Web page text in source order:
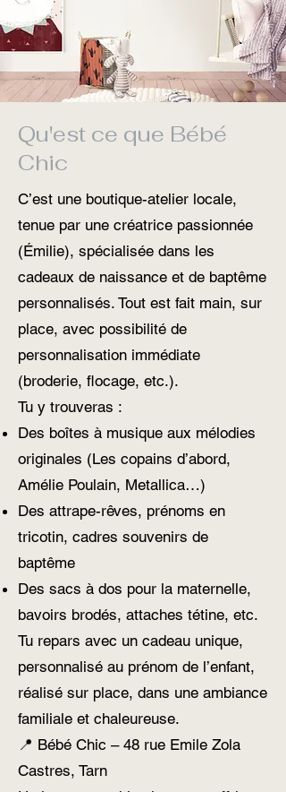
Qu'est ce que Bébé
Chic
C’est une boutique-atelier locale,
tenue par une créatrice passionnée
(Émilie), spécialisée dans les
cadeaux de naissance et de baptême
personnalisés. Tout est fait main, sur
place, avec possibilité de
personnalisation immédiate
(broderie, flocage, etc.).
Tu y trouveras :
Des boîtes à musique aux mélodies
originales (Les copains d’abord,
Amélie Poulain, Metallica…)
Des attrape-rêves, prénoms en
tricotin, cadres souvenirs de
baptême
Des sacs à dos pour la maternelle,
bavoirs brodés, attaches tétine, etc.
Tu repars avec un cadeau unique,
personnalisé au prénom de l’enfant,
réalisé sur place, dans une ambiance
familiale et chaleureuse.
📍 Bébé Chic – 48 rue Emile Zola
Castres, Tarn